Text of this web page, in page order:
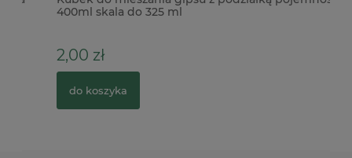
400ml skala do 325 ml
2,00 zł
do koszyka